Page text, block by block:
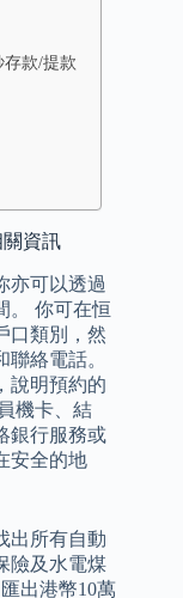
款/提款
關資訊
亦可以透過
。 你可在恒
口類別，然
絡電話。
說明預約的
機卡、結
銀行服務或
安全的地
出所有自動
險及水電煤
出港幣10萬